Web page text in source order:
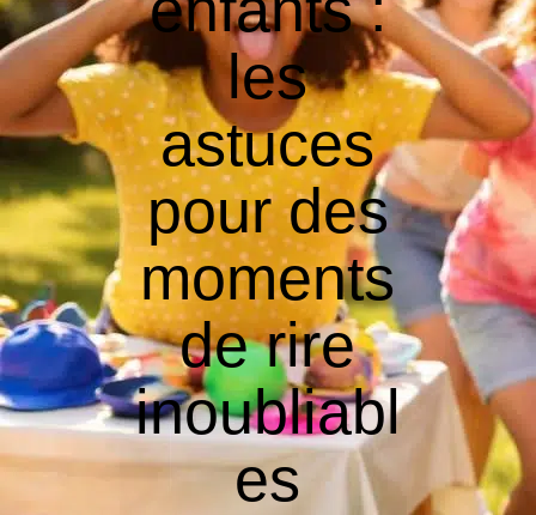
les
astuces
pour des
moments
de rire
inoubliabl
es